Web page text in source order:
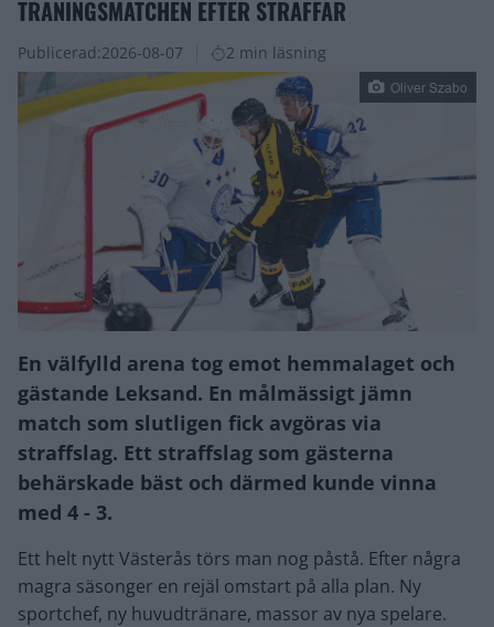
TRÄNINGSMATCHEN EFTER STRAFFAR
Publicerad:2026-08-07 2 min läsning
Oliver Szabo
En välfylld arena tog emot hemmalaget och
gästande Leksand. En målmässigt jämn
match som slutligen fick avgöras via
straffslag. Ett straffslag som gästerna
behärskade bäst och därmed kunde vinna
med 4 - 3.
Ett helt nytt Västerås törs man nog påstå. Efter några
magra säsonger en rejäl omstart på alla plan. Ny
sportchef, ny huvudtränare, massor av nya spelare.